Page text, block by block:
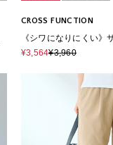
CROSS FUNCTION
《シワになりにくい》
ンライクセンタープレ
¥3,564¥3,960